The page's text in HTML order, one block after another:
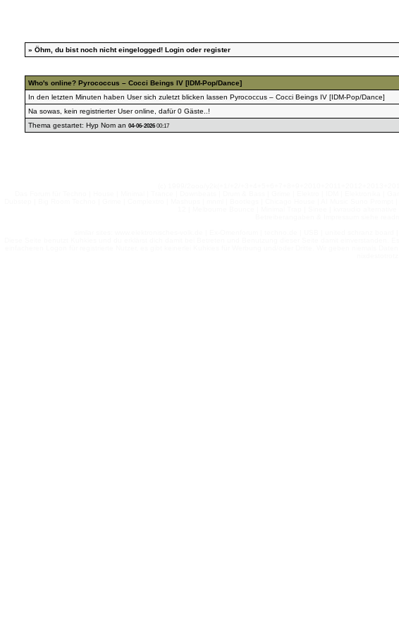
» Öhm, du bist noch nicht eingelogged! Login oder register
Who's online? Pyrococcus – Cocci Beings IV [IDM-Pop/Dance]
In den letzten Minuten haben User sich zuletzt blicken lassen Pyrococcus – Cocci Beings IV [IDM-Pop/Dance]
Na sowas, kein registrierter User online, dafür 0 Gäste..!
Thema gestartet: Hyp Nom an 04-06-2026 00:17